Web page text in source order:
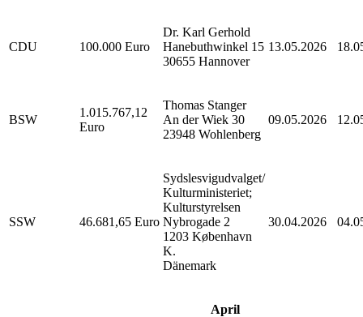
CDU 100.000 Euro
Dr. Karl Gerhold
Hanebuthwinkel 15
30655 Hannover
13.05.2026
BSW
1.015.767,12
Euro
Thomas Stanger
An der Wiek 30
23948 Wohlenberg
09.05.2026
SSW 46.681,65 Euro
Sydslesvigudvalget/
Kulturministeriet;
Kulturstyrelsen
Nybrogade 2
1203 København
K.
Dänemark
30.04.2026
April